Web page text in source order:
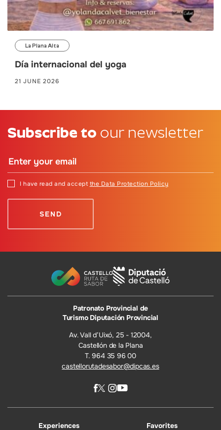
La Plana Alta
Día internacional del yoga
21 JUNE 2026
Subscribe to our newsletter
I have read and accept the Data Protection Policy
Patronato Provincial de
Turismo Diputación Provincial
Av. Vall d’Uixó, 25 - 12004,
Castellón de la Plana
T. 964 35 96 00
castellorutadesabor@dipcas.es
Experiences Favorites